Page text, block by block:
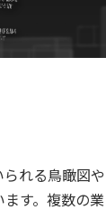
れる鳥瞰図や
す。複数の業